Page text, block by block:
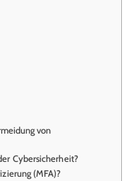
von
Cybersicherheit?
(MFA)?